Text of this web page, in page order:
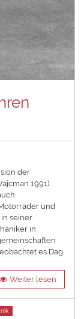
der
1991).
und
seiner
in
es Dag
Weiter lesen